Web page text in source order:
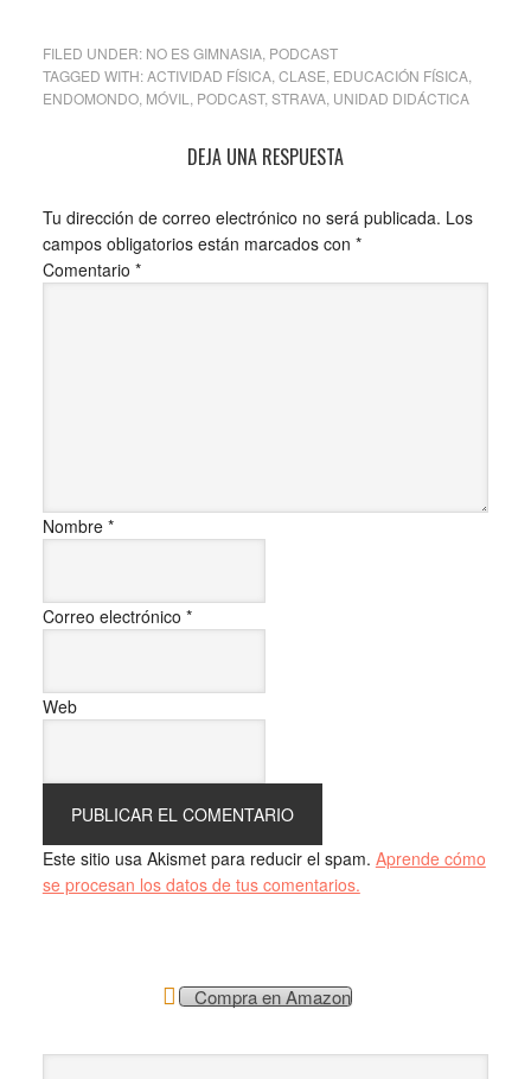
FILED UNDER: NO ES GIMNASIA, PODCAST
TAGGED WITH:ACTIVIDAD FÍSICA, CLASE EDUCACIÓN FÍSICA,
ENDOMONDO, MÓVIL PODCAST, STRAVA, UNIDAD DIDÁCTICA
DEJA UNA RESPUESTA
Tu dirección de correo electrónico no será publicada. Los
campos obligatorios están marcados con *
Comentario *
Nombre *
Correo electrónico *
Web
Este sitio usa Akismet para reducir el spam. Aprende cómo
se procesan los datos de tus comentarios.
Compra en Amazon